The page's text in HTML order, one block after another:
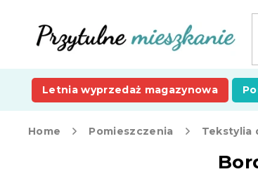
Letnia wyprzedaż magazynowa
Home Pomieszczenia Tekstylia